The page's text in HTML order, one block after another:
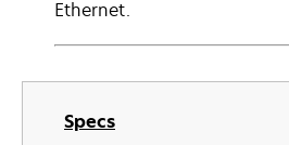
Specs
Ethernet.